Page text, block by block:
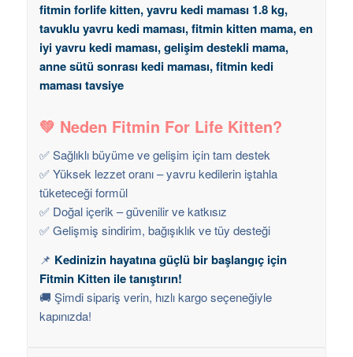
fitmin forlife kitten, yavru kedi maması 1.8 kg,
tavuklu yavru kedi maması, fitmin kitten mama, en
iyi yavru kedi maması, gelişim destekli mama,
anne sütü sonrası kedi maması, fitmin kedi
maması tavsiye
💚 Neden Fitmin For Life Kitten?
✅ Sağlıklı büyüme ve gelişim için tam destek
✅ Yüksek lezzet oranı – yavru kedilerin iştahla
tüketeceği formül
✅ Doğal içerik – güvenilir ve katkısız
✅ Gelişmiş sindirim, bağışıklık ve tüy desteği
📌 Kedinizin hayatına güçlü bir başlangıç için
Fitmin Kitten ile tanıştırın!
🚚 Şimdi sipariş verin, hızlı kargo seçeneğiyle
kapınızda!